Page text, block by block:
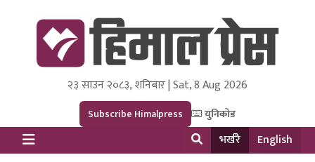
Himal Press
Dot NewsyNepal Media and Research Pvt Ltd.
२३ साउन २०८३, शनिबार | Sat, 8 Aug 2026
Subscribe Himalpress युनिकोड
भर्खरै English